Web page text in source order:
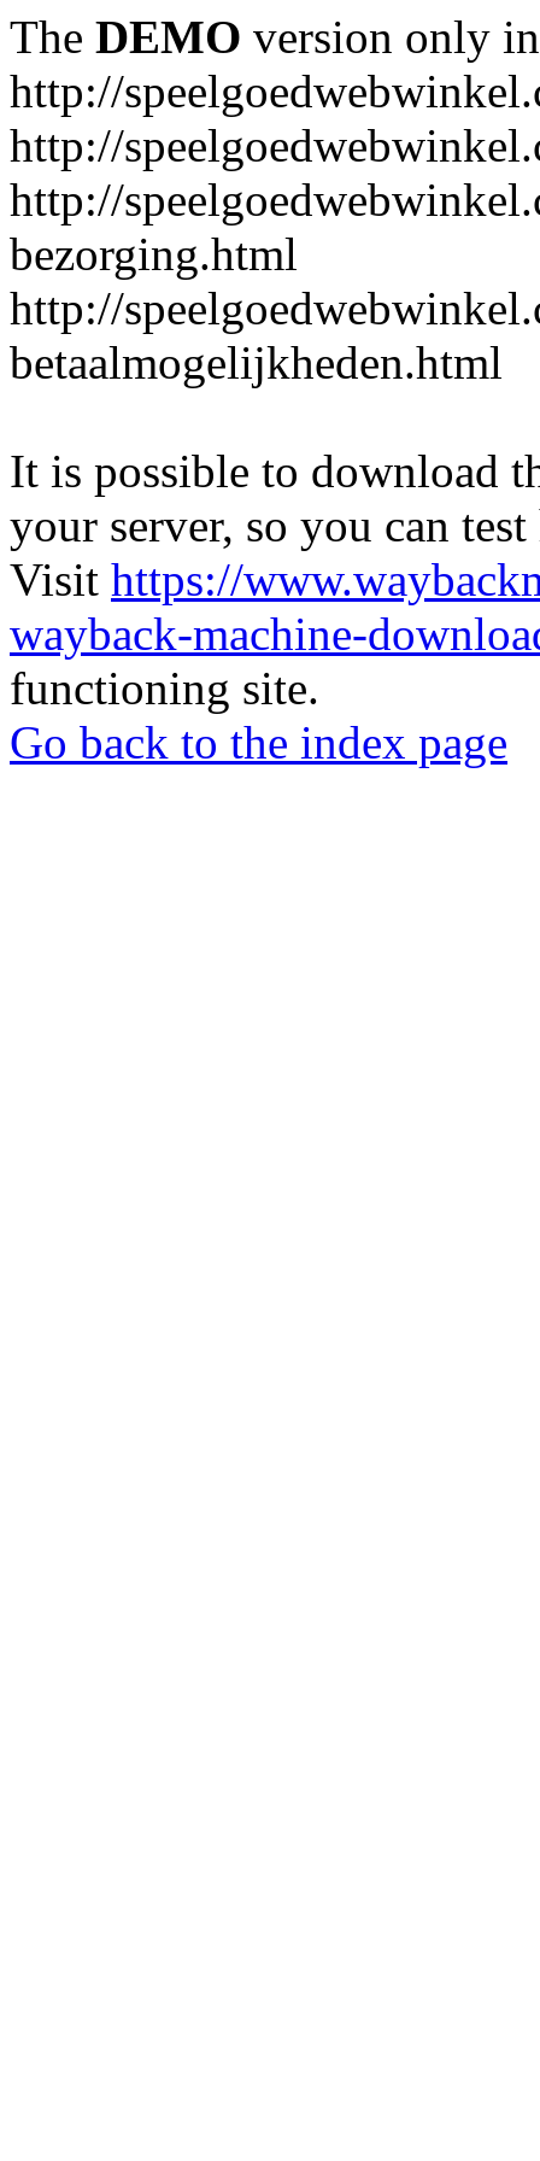
The DEMO version only
http://
http://
http://
bezorging.html
http://
betaalmogelijkheden.html
It is possible to download
your server, so you can
Visit https://
wayback-machine-
functioning site.
Go back to the index page